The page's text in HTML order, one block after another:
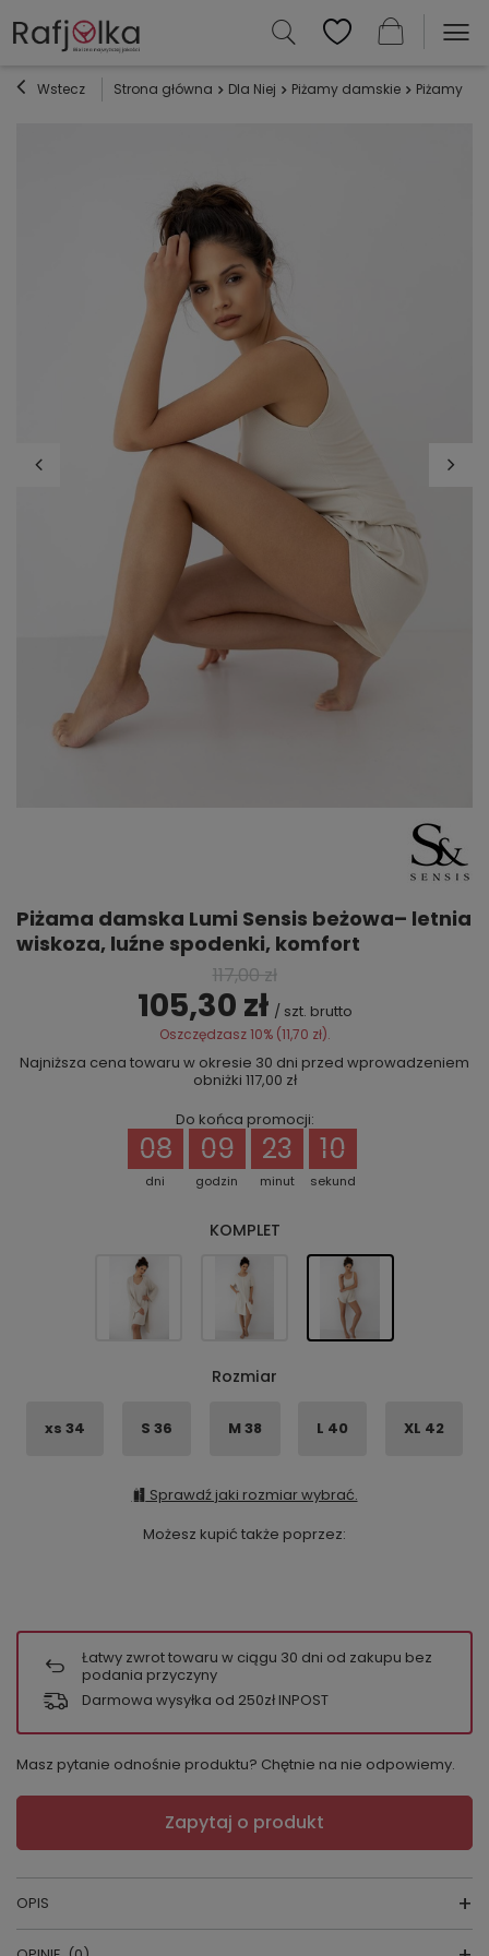
Wstecz Strona główna Dla Niej Piżamy damskie Piżamy z
Piżama damska Lumi Sensis beżowa– letnia
wiskoza, luźne spodenki, komfort
117,00 zł
105,30 zł / szt. brutto
Oszczędzasz10% (11,70 zł).
Najniższa cena towaru w okresie 30 dni przed wprowadzeniem
obniżki 117,00 zł
Do końca promocji:
dni
08
godzin
09
minut
23
sekund
10
KOMPLET
Rozmiar
xs 34 S 36 M 38 L 40 XL 42
Sprawdź jaki rozmiar wybrać.
Możesz kupić także poprzez:
Łatwy zwrot towaru w ciągu 30 dni od zakupu bez
podania przyczyny
Darmowa wysyłka od 250zł INPOST
Masz pytanie odnośnie produktu? Chętnie na nie odpowiemy.
Zapytaj o produkt
OPIS